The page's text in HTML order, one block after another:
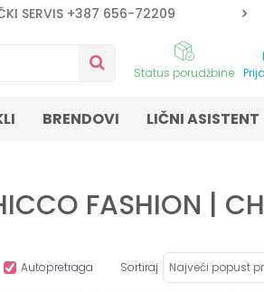
SERVIS +387 656-72209
Status porudžbine
BRENDOVI LIČNI ASISTENT
FASHION |
Autopretraga Sortiraj